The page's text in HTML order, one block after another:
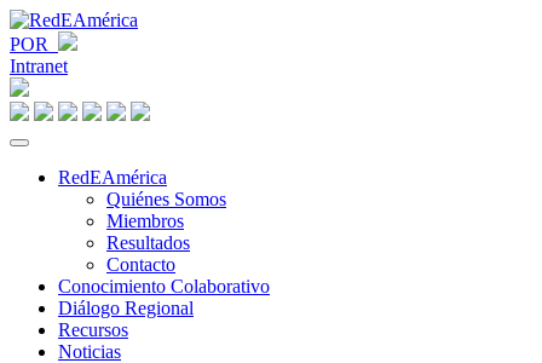
POR
Intranet
RedEAmérica
Quiénes Somos
Miembros
Resultados
Contacto
Conocimiento Colaborativo
Diálogo Regional
Recursos
Noticias